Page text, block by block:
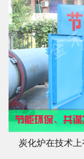
炭化炉在技术上